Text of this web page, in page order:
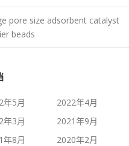
pore size adsorbent catalyst
beads
年5月
2022年4月
年3月
2021年9月
年8月
2020年2月